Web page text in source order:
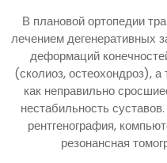
В плановой ортопедии
лечением дегенеративных
деформаций
(сколиоз, остеохондроз),
как неправильно
нестабильность
рентгенография,
резонансная